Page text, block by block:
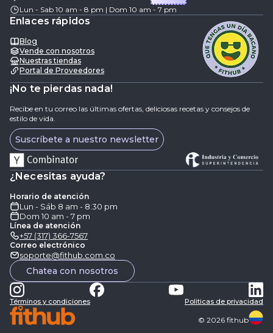
Lun - Sab 10 am - 8 pm | Dom 10 am - 7 pm
Enlaces rápidos
Blog
Vende con nosotros
Nuestras tiendas
Portal de Proveedores
¡No te pierdas nada!
Recibe en tu correo las últimas ofertas, deliciosas recetas y consejos de
estilo de vida.
Suscríbete a nuestro newsletter
¿Necesitas ayuda?
Horario de atención
Lun - Sáb 8 am - 8:30 pm
Dom 10 am - 7 pm
Línea de atención
+57 (317) 366-7567
Correo electrónico
soporte@fithub.com.co
Chatea con nosotros
Términos y condiciones Politicas de privacidad
© 2026 fithub